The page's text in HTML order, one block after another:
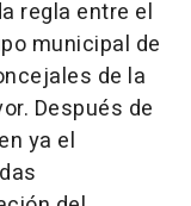
regla entre el
municipal de
de la
Después de
ya el